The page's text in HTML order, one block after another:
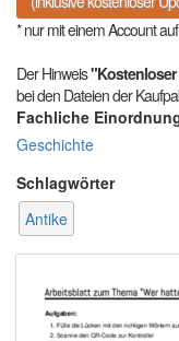
* nur mit einem Account
Der Hinweis
bei den Dateien der
Fachliche
Geschichte
Schlagwörter
Antike